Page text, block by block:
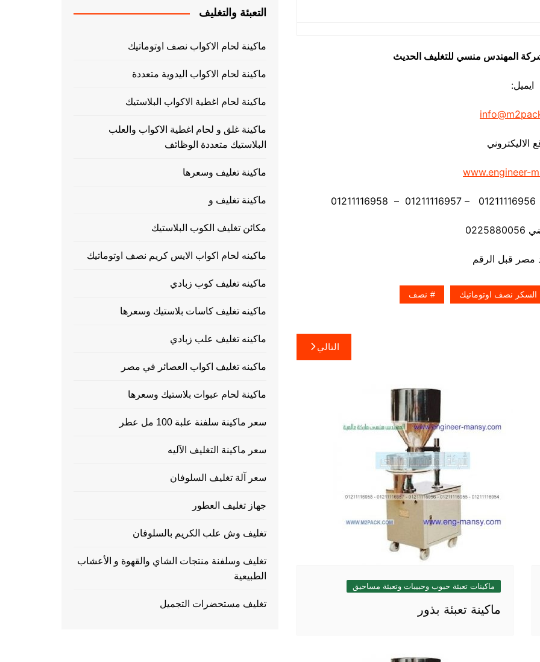
شركة المهندس منسي للتغليف الحديث
ايميل:
الاليكتروني
www.engineer-
السكر نصف اوتوماتيك نصف
التالي
ماكينات تعبئة حبوب وحبيبات وتعبئة مساحيق
ماكينة تعبئة بذور
التعبئة والتغليف
ماكينة لحام الاكواب نصف اوتوماتيك
ماكينة لحام الاكواب اليدوية متعددة
ماكينة لحام اغطية الاكواب البلاستيك
ماكينة غلق و لحام اغطية الاكواب والعلب
البلاستيك متعددة الوظائف
ماكينة تغليف وسعرها
ماكينة تغليف و
مكائن تغليف الكوب البلاستيك
ماكينه لحام اكواب الايس كريم نصف اوتوماتيك
ماكينه تغليف كوب زبادي
ماكينه تغليف كاسات بلاستيك وسعرها
ماكينه تغليف علب زبادي
ماكينه تغليف اكواب العصائر في مصر
ماكينة لحام عبوات بلاستيك وسعرها
سعر ماكينة سلفنة علبة 100 مل عطر
سعر ماكينة التغليف الآليه
سعر آلة تغليف السلوفان
جهاز تغليف العطور
تغليف وش علب الكريم بالسلوفان
تغليف وسلفنة منتجات الشاي والقهوة و الأعشاب
الطبيعية
تغليف مستحضرات التجميل